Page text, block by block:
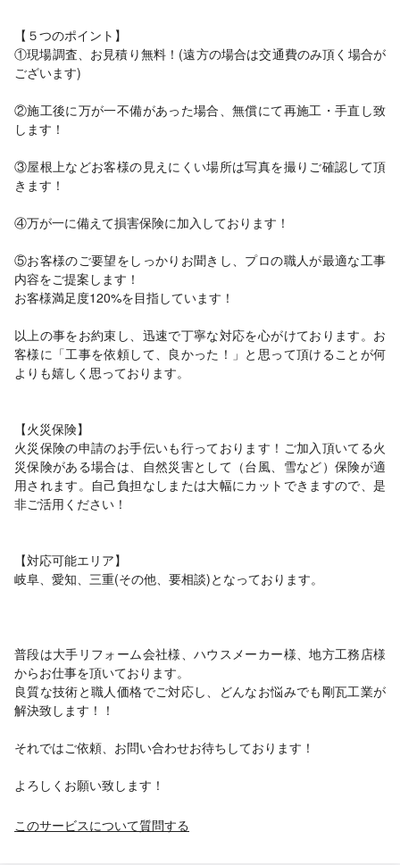
【５つのポイント】
①現場調査、お見積り無料！(遠方の場合は交通費のみ頂く場合が
ございます)
②施工後に万が一不備があった場合、無償にて再施工・手直し致
します！
③屋根上などお客様の見えにくい場所は写真を撮りご確認して頂
きます！
④万が一に備えて損害保険に加入しております！
⑤お客様のご要望をしっかりお聞きし、プロの職人が最適な工事
内容をご提案します！
お客様満足度120%を目指しています！
以上の事をお約束し、迅速で丁寧な対応を心がけております。お
客様に「工事を依頼して、良かった！」と思って頂けることが何
よりも嬉しく思っております。
【火災保険】
火災保険の申請のお手伝いも行っております！ご加入頂いてる火
災保険がある場合は、自然災害として（台風、雪など）保険が適
用されます。自己負担なしまたは大幅にカットできますので、是
非ご活用ください！
【対応可能エリア】
岐阜、愛知、三重(その他、要相談)となっております。
普段は大手リフォーム会社様、ハウスメーカー様、地方工務店様
からお仕事を頂いております。
良質な技術と職人価格でご対応し、どんなお悩みでも剛瓦工業が
解決致します！！
それではご依頼、お問い合わせお待ちしております！
よろしくお願い致します！
このサービスについて質問する